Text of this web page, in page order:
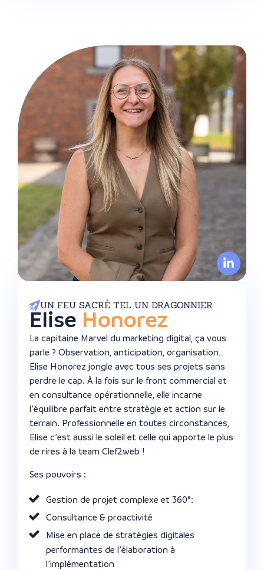
UN FEU SACRÉ TEL UN DRAGONNIER
Elise Honorez
La capitaine Marvel du marketing digital, ça vous
parle ? Observation, anticipation, organisation…
Elise Honorez jongle avec tous ses projets sans
perdre le cap. À la fois sur le front commercial et
en consultance opérationnelle, elle incarne
l’équilibre parfait entre stratégie et action sur le
terrain. Professionnelle en toutes circonstances,
Elise c’est aussi le soleil et celle qui apporte le plus
de rires à la team Clef2web !
Ses pouvoirs :
Gestion de projet complexe et 360°:
Consultance & proactivité
Mise en place de stratégies digitales
performantes de l’élaboration à
l’implémentation